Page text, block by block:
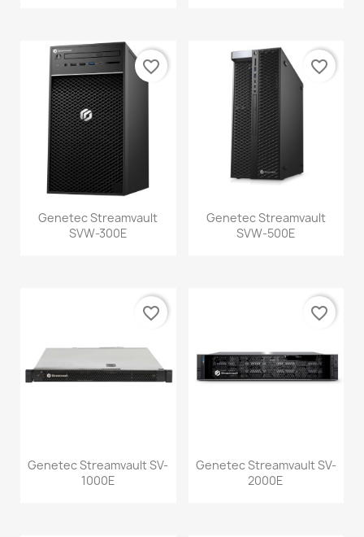
Genetec Streamvault
SVW-300E
favorite_border
Genetec Streamvault
SVW-500E
favorite_border
Genetec Streamvault SV-
1000E
favorite_border
Genetec Streamvault SV-
2000E
favorite_border